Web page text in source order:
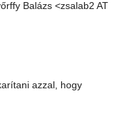
Balázs <zsalab2 AT
azzal, hogy